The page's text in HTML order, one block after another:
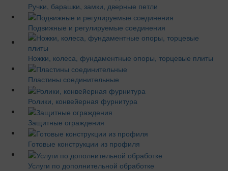
Ручки, барашки, замки, дверные петли
Подвижные и регулируемые соединения
Ножки, колеса, фундаментные опоры, торцевые плиты
Пластины соединительные
Ролики, конвейерная фурнитура
Защитные ограждения
Готовые конструкции из профиля
Услуги по дополнительной обработке